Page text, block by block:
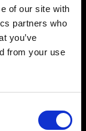
of our site with
partners who
you’ve
from your use